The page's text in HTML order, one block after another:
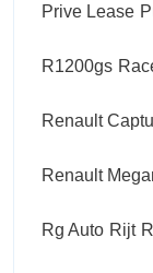
Prive Lease
R1200gs
Renault
Renault
Rg Auto Rijt